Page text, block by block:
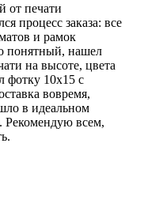
от печати
процесс заказа: все
и рамок
понятный, нашел
на высоте, цвета
фотку 10х15 с
вовремя,
в идеальном
Рекомендую всем,